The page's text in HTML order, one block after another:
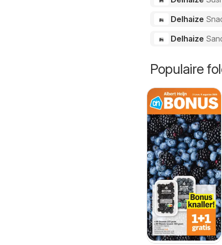
Delhaize
Delhaize
Populaire